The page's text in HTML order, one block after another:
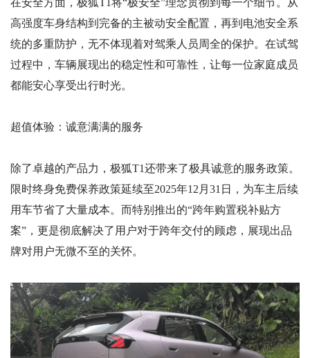
在安全方面，极狐T1将“极安全”理念贯彻到每一个细节。从
高强度车身结构到完备的主被动安全配置，再到电池安全系
统的多重防护，无不体现着对驾乘人员周全的保护。在试驾
过程中，车辆展现出的稳定性和可靠性，让每一位家庭成员
都能安心享受出行时光。
超值体验：诚意满满的服务
除了卓越的产品力，极狐T1还带来了极具诚意的服务政策。
限时终身免费保养政策延续至2025年12月31日，为车主后续
用车节省了大量成本。而特别推出的“跨年购置税补贴方
案”，更是彻底解决了用户对于跨年交付的顾虑，展现出品
牌对用户无微不至的关怀。